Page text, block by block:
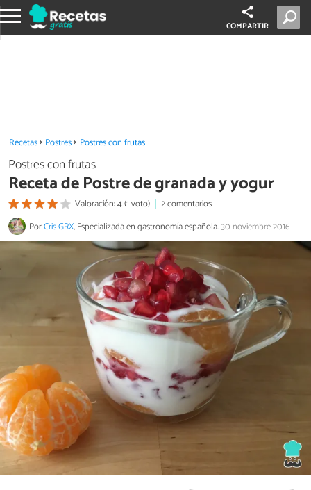
COMPARTIR
Recetas Postres Postres con frutas
Postres con frutas
Receta de Postre de granada y yogur
Valoración: 4 (1 voto)
2 comentarios
PorCris GRX, Especializada en gastronomía española.30 noviembre 2016